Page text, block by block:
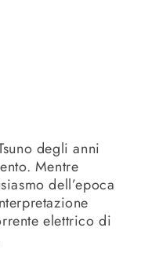
degli anni
Mentre
dell’epoca
elettrico di